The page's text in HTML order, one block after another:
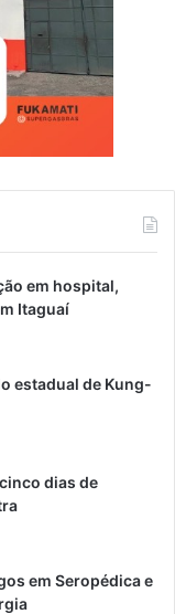
em hospital,
Itaguaí
estadual de Kung-
dias de
em Seropédica e